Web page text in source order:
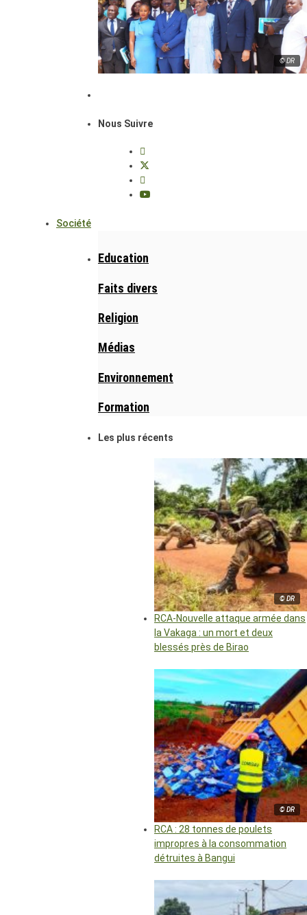
© DR
Nous Suivre
Société
Education
Faits divers
Religion
Médias
Environnement
Formation
Les plus récents
© DR
RCA-Nouvelle attaque armée dans
la Vakaga : un mort et deux
blessés près de Birao
© DR
RCA : 28 tonnes de poulets
impropres à la consommation
détruites à Bangui